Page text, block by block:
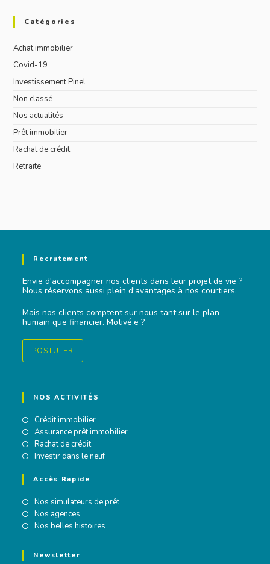
Catégories
Achat immobilier
Covid-19
Investissement Pinel
Non classé
Nos actualités
Prêt immobilier
Rachat de crédit
Retraite
Recrutement
Envie d'accompagner nos clients dans leur projet de vie ?
Nous réservons aussi plein d'avantages à nos courtiers.
Mais nos clients comptent sur nous tant sur le plan
humain que financier. Motivé.e ?
POSTULER
NOS ACTIVITÉS
Crédit immobilier
Assurance prêt immobilier
Rachat de crédit
Investir dans le neuf
Accès Rapide
Nos simulateurs de prêt
Nos agences
Nos belles histoires
Newsletter